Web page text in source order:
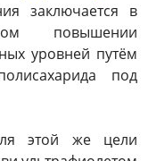
заключается в
повышении
уровней путём
под
этой же цели